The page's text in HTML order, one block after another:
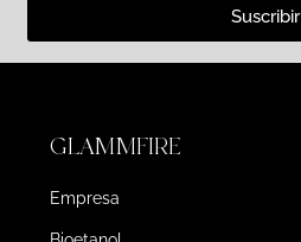
Suscribir
GLAMMFIRE
Empresa